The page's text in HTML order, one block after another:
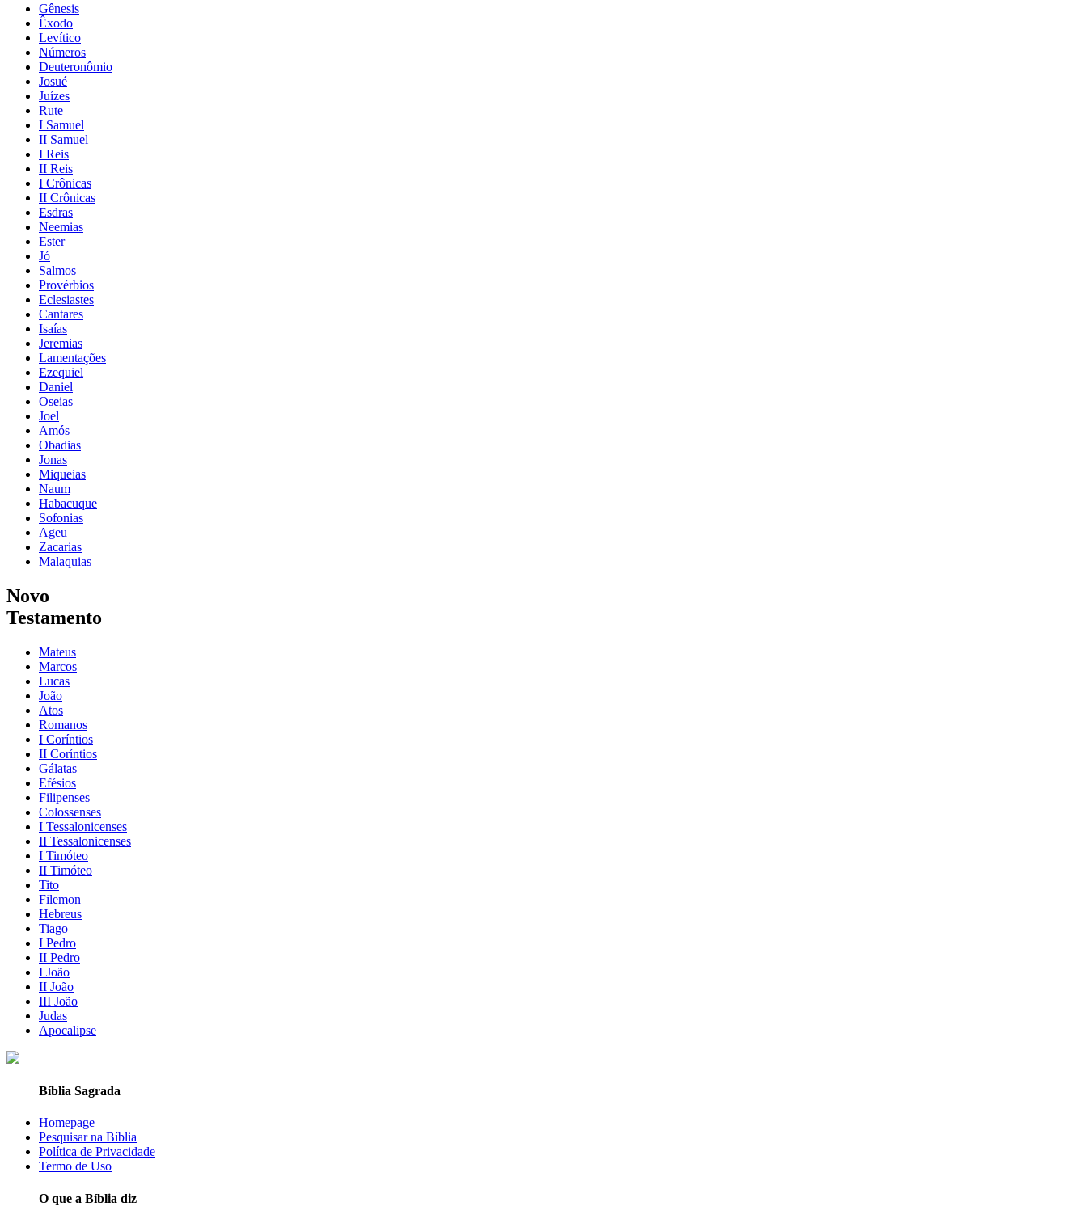
Gênesis
Êxodo
Levítico
Números
Deuteronômio
Josué
Juízes
Rute
I Samuel
II Samuel
I Reis
II Reis
I Crônicas
II Crônicas
Esdras
Neemias
Ester
Jó
Salmos
Provérbios
Eclesiastes
Cantares
Isaías
Jeremias
Lamentações
Ezequiel
Daniel
Oseias
Joel
Amós
Obadias
Jonas
Miqueias
Naum
Habacuque
Sofonias
Ageu
Zacarias
Malaquias
Novo
Testamento
Mateus
Marcos
Lucas
João
Atos
Romanos
I Coríntios
II Coríntios
Gálatas
Efésios
Filipenses
Colossenses
I Tessalonicenses
II Tessalonicenses
I Timóteo
II Timóteo
Tito
Filemon
Hebreus
Tiago
I Pedro
II Pedro
I João
II João
III João
Judas
Apocalipse
Bíblia Sagrada
Homepage
Pesquisar na Bíblia
Política de Privacidade
Termo de Uso
O que a Bíblia diz